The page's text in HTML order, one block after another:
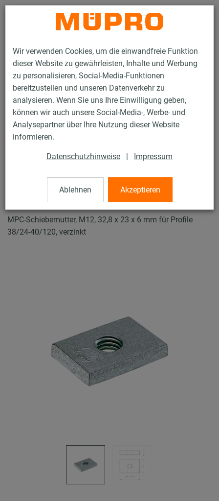
Wir verwenden Cookies, um die einwandfreie Funktion
dieser Website zu gewährleisten, Inhalte und Werbung
zu personalisieren, Social-Media-Funktionen
bereitzustellen und unseren Datenverkehr zu
analysieren. Wenn Sie uns Ihre Einwilligung geben,
können wir auch unsere Social-Media-, Werbe- und
Analysepartner über Ihre Nutzung dieser Website
informieren.
Datenschutzhinweise | Impressum
Ablehnen Akzeptieren
Kontakt
Produkte Befestigungstechnik
Lüftungsbefestigung
Installationsschienen für die Lüftungsbefestigung
MPC-Systemschienen (leichter bis mittlerer Lastbereich)
MPC-Schiebemuttern
15 / 62
MPC-Schiebemuttern
MPC-Schiebemutter, M12, 32,8 x 23 x 6 mm für Profile
38/24-40/120, verzinkt